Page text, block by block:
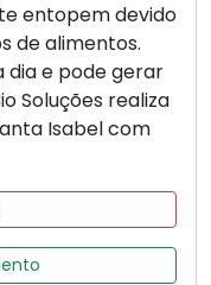
entopem devido
de alimentos.
dia e pode gerar
Soluções realiza
Isabel com